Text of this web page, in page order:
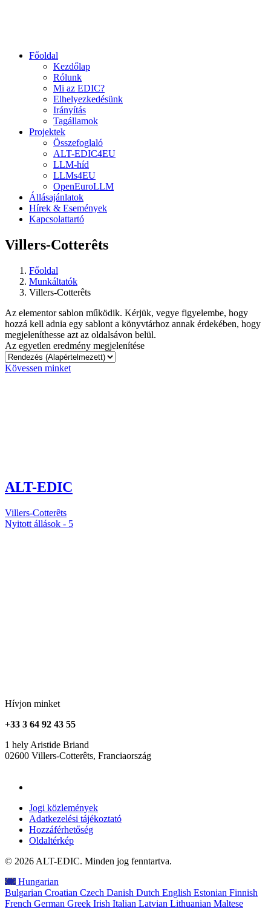
Főoldal
Kezdőlap
Rólunk
Mi az EDIC?
Elhelyezkedésünk
Irányítás
Tagállamok
Projektek
Összefoglaló
ALT-EDIC4EU
LLM-híd
LLMs4EU
OpenEuroLLM
Állásajánlatok
Hírek & Események
Kapcsolattartó
Villers-Cotterêts
Főoldal
Munkáltatók
Villers-Cotterêts
Az elementor sablon működik. Kérjük, vegye figyelembe, hogy
hozzá kell adnia egy sablont a könyvtárhoz annak érdekében, hogy
megjeleníthesse azt az oldalsávon belül.
Az egyetlen eredmény megjelenítése
Kövessen minket
ALT-EDIC
Villers-Cotterêts
Nyitott állások - 5
Hívjon minket
+33 3 64 92 43 55
1 hely Aristide Briand
02600 Villers-Cotterêts, Franciaország
Jogi közlemények
Adatkezelési tájékoztató
Hozzáférhetőség
Oldaltérkép
© 2026 ALT-EDIC. Minden jog fenntartva.
Hungarian
Bulgarian Croatian Czech Danish Dutch English Estonian Finnish
French German Greek Irish Italian Latvian Lithuanian Maltese